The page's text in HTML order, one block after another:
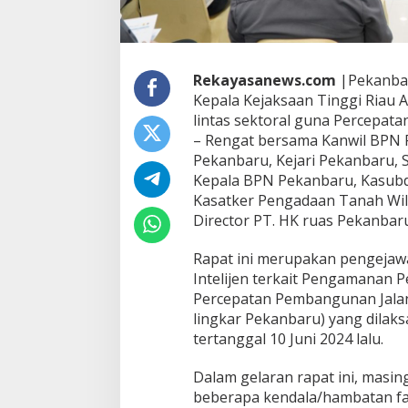
a
p
a
l
i
n
t
a
s
s
k
t
r
a
g
u
n
P
e
Rekayasanews.com
Kepala Kejaksaan Tinggi Riau
lintas sektoral guna
– Rengat bersama Kanwil BPN
Pekanbaru, Kejari Pekanbaru,
Kepala BPN Pekanbaru,
Kasatker Pengadaan Tanah
Director PT. HK ruas
Rapat ini merupakan
Intelijen terkait Pengamanan
Percepatan Pembangunan
lingkar Pekanbaru) yang
tertanggal 10 Juni 2024 lalu.
Dalam gelaran rapat ini,
beberapa kendala/hambatan